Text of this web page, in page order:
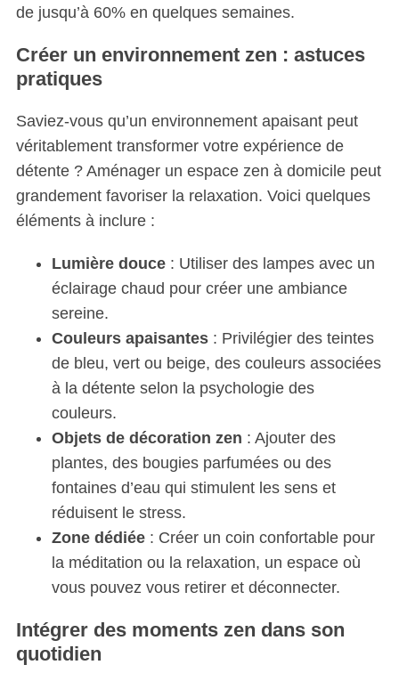
de jusqu’à 60% en quelques semaines.
Créer un environnement zen : astuces
pratiques
Saviez-vous qu’un environnement apaisant peut
véritablement transformer votre expérience de
détente ? Aménager un espace zen à domicile peut
grandement favoriser la relaxation. Voici quelques
éléments à inclure :
Lumière douce: Utiliser des lampes avec un
éclairage chaud pour créer une ambiance
sereine.
Couleurs apaisantes: Privilégier des teintes
de bleu, vert ou beige, des couleurs associées
à la détente selon la psychologie des
couleurs.
Objets de décoration zen : Ajouter des
plantes, des bougies parfumées ou des
fontaines d’eau qui stimulent les sens et
réduisent le stress.
Zone dédiée: Créer un coin confortable pour
la méditation ou la relaxation, un espace où
vous pouvez vous retirer et déconnecter.
Intégrer des moments zen dans son
quotidien